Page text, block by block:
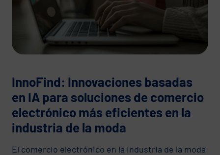
InnoFind: Innovaciones basadas
en IA para soluciones de comercio
electrónico más eficientes en la
industria de la moda
El comercio electrónico en la industria de la moda